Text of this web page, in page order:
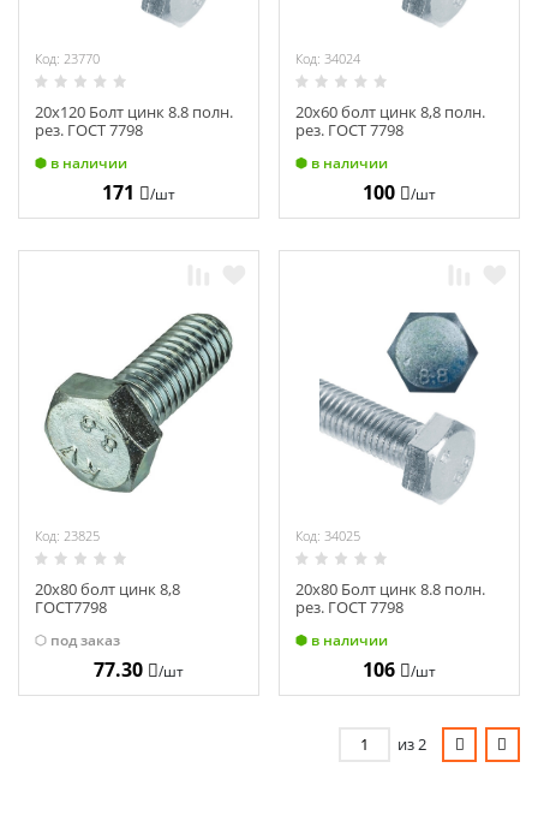
Код: 23770
20х120 Болт цинк 8.8 полн.
рез. ГОСТ 7798
в наличии
171 /шт
Код: 34024
20х60 болт цинк 8,8 полн.
рез. ГОСТ 7798
в наличии
100 /шт
Код: 23825
20х80 болт цинк 8,8
ГОСТ7798
под заказ
77.30 /шт
Код: 34025
20х80 Болт цинк 8.8 полн.
рез. ГОСТ 7798
в наличии
106 /шт
из 2